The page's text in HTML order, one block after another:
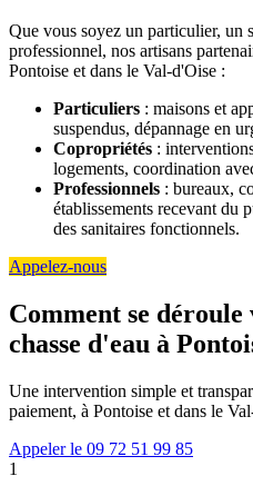
Que vous soyez un particulier, un
professionnel, nos artisans
Pontoise et dans le Val-d'Oise :
Particuliers : maisons et
suspendus, dépannage en
Copropriétés :
logements, coordination
Professionnels : bureaux,
établissements recevant du
des sanitaires fonctionnels.
Appelez-nous
Comment se
chasse d'eau à
Une intervention simple et
paiement, à Pontoise et dans le
Appeler le 09 72 51 99 85
1